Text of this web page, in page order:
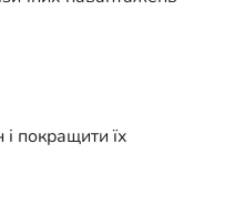
покращити їх